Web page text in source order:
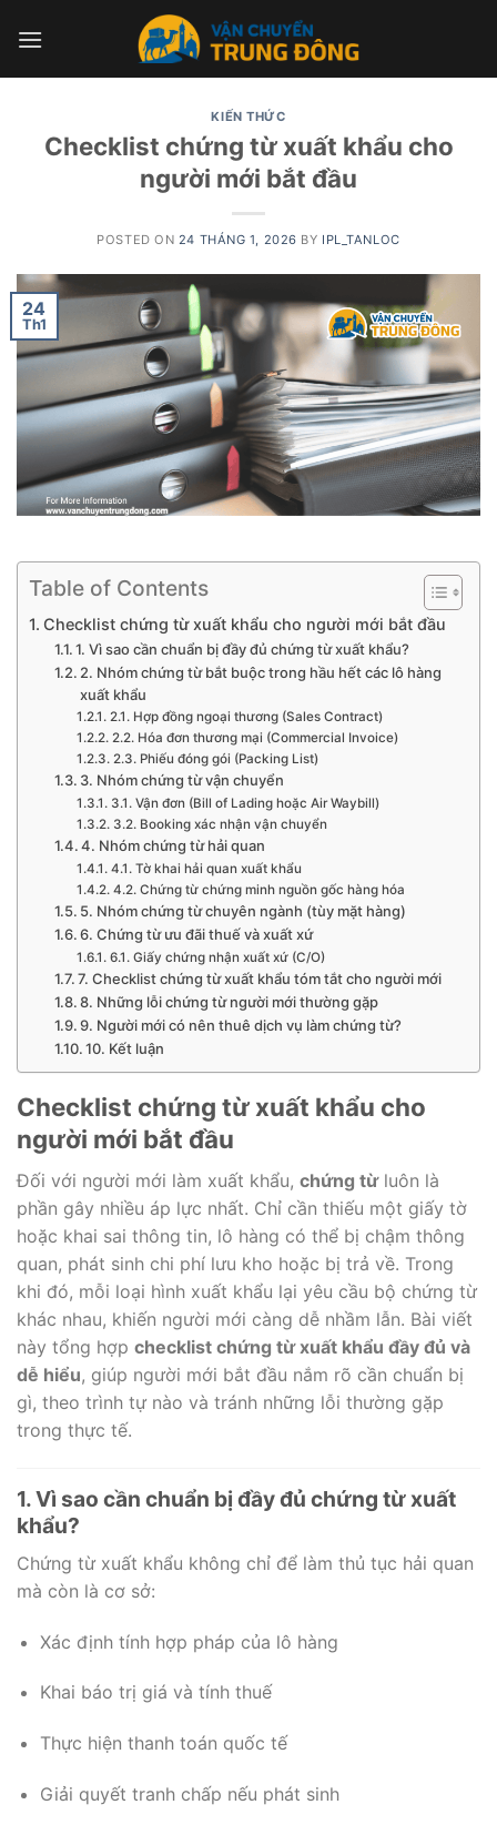
KIẾN THỨC
Checklist chứng từ xuất khẩu cho
người mới bắt đầu
POSTED ON 24 THÁNG 1, 2026 BY IPL_TANLOC
24
Th1
Table of Contents
Checklist chứng từ xuất khẩu cho người mới bắt đầu
1. Vì sao cần chuẩn bị đầy đủ chứng từ xuất khẩu?
2. Nhóm chứng từ bắt buộc trong hầu hết các lô hàng
xuất khẩu
2.1. Hợp đồng ngoại thương (Sales Contract)
2.2. Hóa đơn thương mại (Commercial Invoice)
2.3. Phiếu đóng gói (Packing List)
3. Nhóm chứng từ vận chuyển
3.1. Vận đơn (Bill of Lading hoặc Air Waybill)
3.2. Booking xác nhận vận chuyển
4. Nhóm chứng từ hải quan
4.1. Tờ khai hải quan xuất khẩu
4.2. Chứng từ chứng minh nguồn gốc hàng hóa
5. Nhóm chứng từ chuyên ngành (tùy mặt hàng)
6. Chứng từ ưu đãi thuế và xuất xứ
6.1. Giấy chứng nhận xuất xứ (C/O)
7. Checklist chứng từ xuất khẩu tóm tắt cho người mới
8. Những lỗi chứng từ người mới thường gặp
9. Người mới có nên thuê dịch vụ làm chứng từ?
10. Kết luận
Checklist chứng từ xuất khẩu cho
người mới bắt đầu
Đối với người mới làm xuất khẩu, chứng từluôn là
phần gây nhiều áp lực nhất. Chỉ cần thiếu một giấy tờ
hoặc khai sai thông tin, lô hàng có thể bị chậm thông
quan, phát sinh chi phí lưu kho hoặc bị trả về. Trong
khi đó, mỗi loại hình xuất khẩu lại yêu cầu bộ chứng từ
khác nhau, khiến người mới càng dễ nhầm lẫn. Bài viết
này tổng hợp checklist chứng từ xuất khẩu đầy đủ và
dễ hiểu, giúp người mới bắt đầu nắm rõ cần chuẩn bị
gì, theo trình tự nào và tránh những lỗi thường gặp
trong thực tế.
1. Vì sao cần chuẩn bị đầy đủ chứng từ xuất
khẩu?
Chứng từ xuất khẩu không chỉ để làm thủ tục hải quan
mà còn là cơ sở:
Xác định tính hợp pháp của lô hàng
Khai báo trị giá và tính thuế
Thực hiện thanh toán quốc tế
Giải quyết tranh chấp nếu phát sinh